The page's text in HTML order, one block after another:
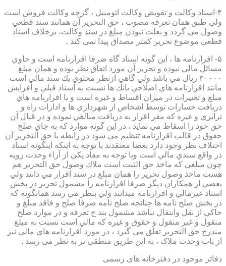
۴-اسناد وكالت و تفويض وكالت اتومبيل ، گرچه وكالت فروش است
ولي طبق همان تعرفه مصوب ، حق التحرير آن همانند سند قطعي
وصول مي گردد و بعلت نبودن مبلغ در سند وكالت، برخلاف اسناد
قطعی موضوع تحریر کمتر مصداق پیدا نمی کند .
۵- اقرارنامه ها ، اين گونه اسناد گاه صرفا اقرارنامه است و حاوي
مسائل مالي نبوده و تحرير آن مورد اتفاق نظر بوده و همان مبلغ
۳۰۰۰۰ ريال مي باشد ولي گاهي ازنظر محتوي يك سند مالي است
مانند اقرارنامه هاي اصلاحي بانك ها نسبت به اسناد قبلي و افزايش
مبلغ و تغييرات در ميزان اقساط و غيره است و يا اقرارنامه هاي
دريافت خسارات توسط اشخاص از شهرداري ها و ادارات راه و
ترابري و غيره كه مقر اقرار به دريافت مبالغي نموده و در قبال آن
حق خود را اسقاط مي نمايد ، در اين گونه موارد كه به جاي صلح
حقوق در قالب اقرارنامه تنظيم مي شود در رابطه با حق التحرير آن
اختلاف نظر وجود دارد بعضا معتقدند با توجه به اينكه اينگونه اسناد
در واقع سندي مالي است وبا توجه به مفاد يكي از آراء وحدت رويه
چون مبلغي كه ماخذ حق الثبت است ملاك وصول حق التحرير هم
هست ماخذ وصول تحرير را همان مبلغ در سند اقرار مي دانند ولي
بعضي از همكاران ديگر صرفا اقرارنامه را مشمول تحرير در بخش
اسناد غيرمالي و اقرارنامه ميدانند ولي بنظر مي رسد همانگونه كه
در بخش صلح نامه ها چنانچه صلح نامه صرفا صلح و فاقد مبلغ و
حاكي از نقل وانتقال نباشد مشمول بند ج تعرفه و در موارد صلح
منقول و غير منقول و حقوق و غيره كه مالي است نسبت به مبلغ
مندرج حق التحرير تعلق مي گيرد ، در مورد اقرارنامه هاي مالي نيز
از باب وحدت ملاک ، به این طریق منطقی تر به نظر می رسد .
دفاتر موجود در دفترخانه های رسمی